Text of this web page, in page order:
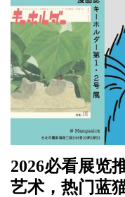
2026必看展览
艺术，热门蓝